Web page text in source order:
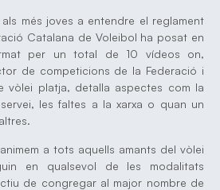
més joves a entendre el reglament
Catalana de Voleibol ha posat en
per un total de 10 vídeos on,
de competicions de la Federació i
vòlei platja, detalla aspectes com la
les faltes a la xarxa o quan un
a tots aquells amants del vòlei
en qualsevol de les modalitats
de congregar al major nombre de